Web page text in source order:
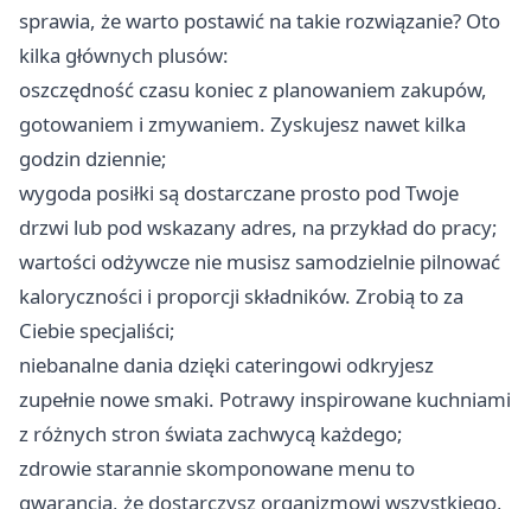
sprawia, że warto postawić na takie rozwiązanie? Oto
kilka głównych plusów:
oszczędność czasu koniec z planowaniem zakupów,
gotowaniem i zmywaniem. Zyskujesz nawet kilka
godzin dziennie;
wygoda posiłki są dostarczane prosto pod Twoje
drzwi lub pod wskazany adres, na przykład do pracy;
wartości odżywcze nie musisz samodzielnie pilnować
kaloryczności i proporcji składników. Zrobią to za
Ciebie specjaliści;
niebanalne dania dzięki cateringowi odkryjesz
zupełnie nowe smaki. Potrawy inspirowane kuchniami
z różnych stron świata zachwycą każdego;
zdrowie starannie skomponowane menu to
gwarancja, że dostarczysz organizmowi wszystkiego,